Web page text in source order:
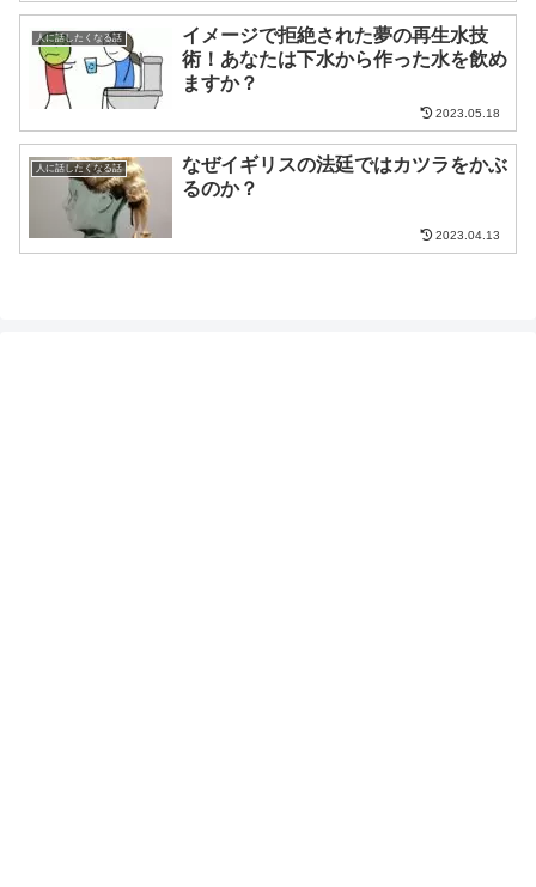
人に話したくなる話
イメージで拒絶された夢の再生水技
術！あなたは下水から作った水を飲め
ますか？
2023.05.18
人に話したくなる話
なぜイギリスの法廷ではカツラをかぶ
るのか？
2023.04.13